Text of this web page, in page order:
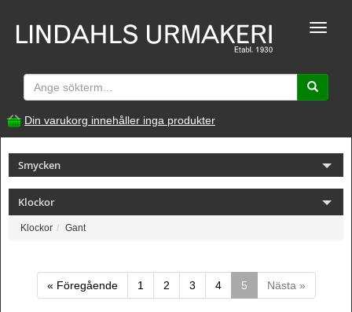
Toggle
Din varukorg innehåller inga produkter
Smycken
Klockor
Klockor Gant
« Föregående 1 2 3 4 5 Nästa »